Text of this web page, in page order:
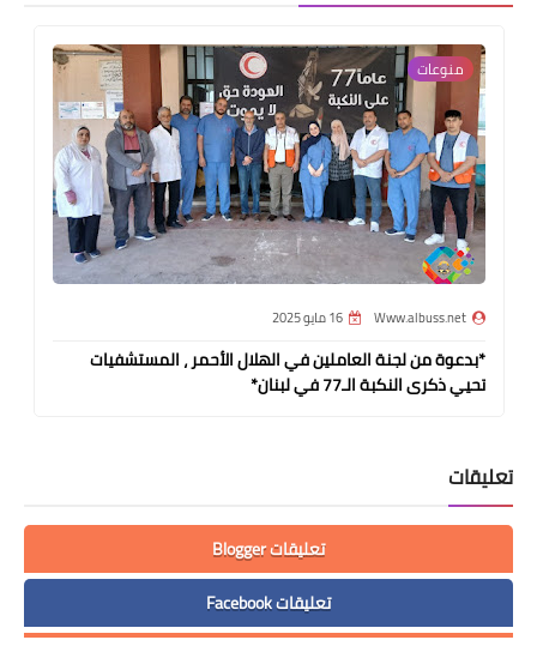
منوعات
Www.albuss.net 16 مايو 2025
*بدعوة من لجنة العاملين في الهلال الأحمر ، المستشفيات
تحيي ذكرى النكبة الـ77 في لبنان*
تعليقات
تعليقات Blogger
تعليقات Facebook